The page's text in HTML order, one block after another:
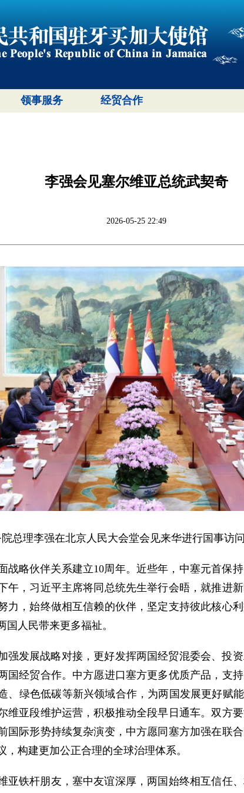
领事服务 经贸合作
李强会见塞尔维亚总统武契奇
2026-05-25 22:49
总理李强在北京人民大会堂会见来华进行国事访
战略伙伴关系建立10周年。近些年，中塞元首保
午，习近平主席将同总统先生举行会晤，就推进
力，始终做相互信赖的伙伴，坚定支持彼此核心
人民带来更多福祉。
强发展战略对接，更好发挥两国经贸混委会、投
国经贸合作。中方愿进口塞方更多优质产品，支
、绿色低碳等新兴领域合作，为两国发展更好赋
维亚段维护运营，积极推动全段早日通车。双方
国际形势持续复杂演变，中方愿同塞方加强在联
构建更加公正合理的全球治理体系。
亚铁杆朋友，塞中友谊深厚，两国始终相互信任